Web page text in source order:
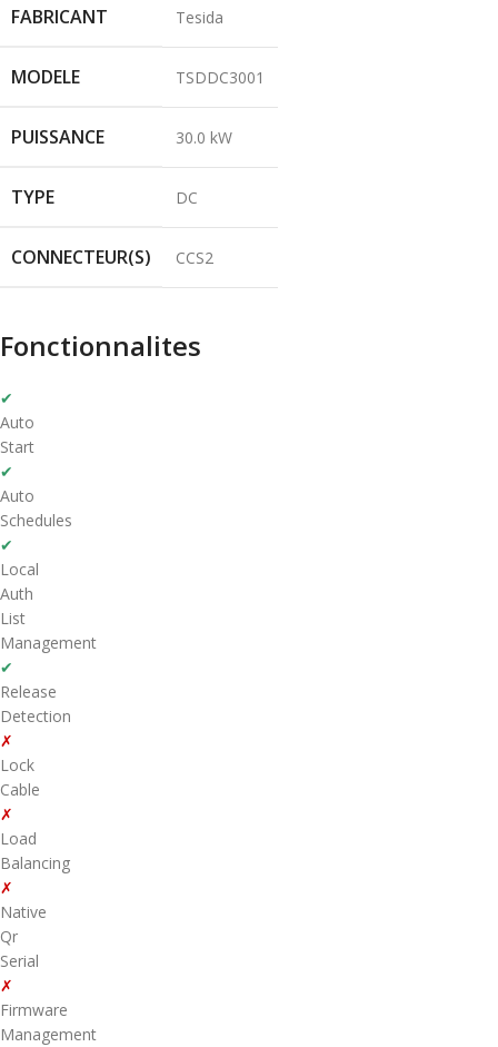
FABRICANT Tesida
MODELE TSDDC3001
PUISSANCE 30.0 kW
TYPE DC
CONNECTEUR(S) CCS2
Fonctionnalites
✔
Auto
Start
✔
Auto
Schedules
✔
Local
Auth
List
Management
✔
Release
Detection
✗
Lock
Cable
✗
Load
Balancing
✗
Native
Qr
Serial
✗
Firmware
Management